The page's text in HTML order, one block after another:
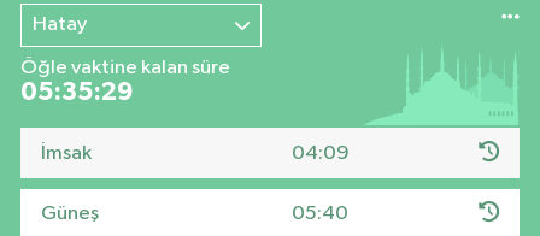
Hatay
Öğle vaktine kalan süre
05:35:28
İmsak 04:09
Güneş 05:40